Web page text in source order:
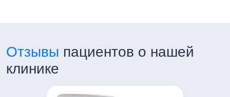
Отзывы пациентов о нашей
клинике